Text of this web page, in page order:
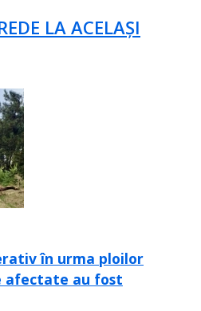
DE LA ACELAȘI
în urma ploilor
afectate au fost